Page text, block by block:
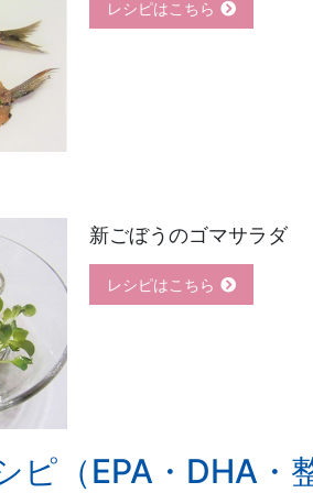
レシピはこちら
新ごぼうのゴマサラダ
レシピはこちら
（EPA・DHA・